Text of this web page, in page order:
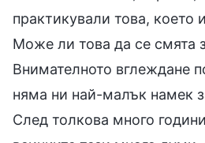
практикували това, което
Може ли това да се смята
Внимателното вглеждане
няма ни най-малък намек
След толкова много